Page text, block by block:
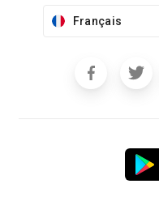
Français